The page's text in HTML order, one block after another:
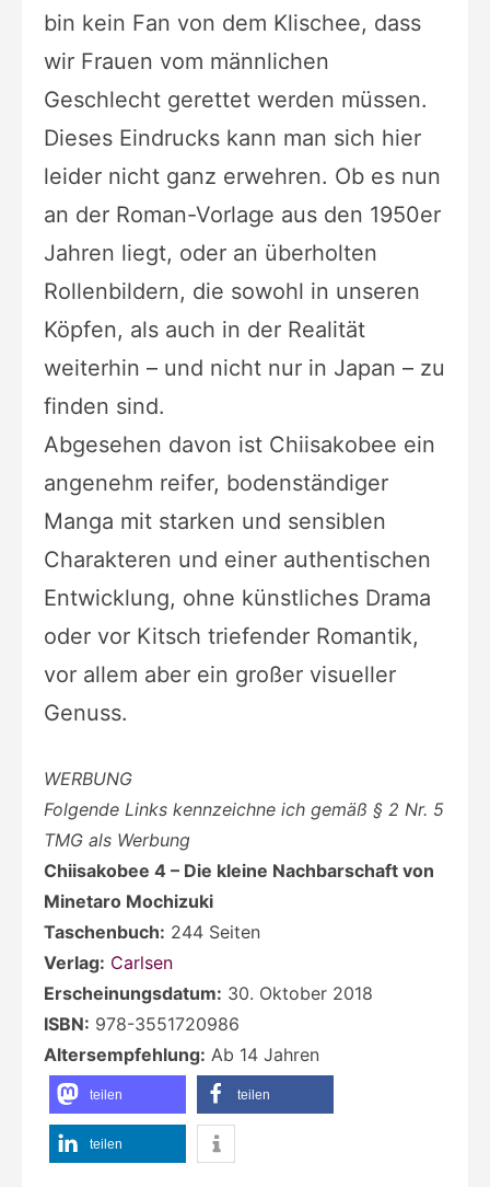
bin kein Fan von dem Klischee, dass
wir Frauen vom männlichen
Geschlecht gerettet werden müssen.
Dieses Eindrucks kann man sich hier
leider nicht ganz erwehren. Ob es nun
an der Roman-Vorlage aus den 1950er
Jahren liegt, oder an überholten
Rollenbildern, die sowohl in unseren
Köpfen, als auch in der Realität
weiterhin – und nicht nur in Japan – zu
finden sind.
Abgesehen davon ist Chiisakobee ein
angenehm reifer, bodenständiger
Manga mit starken und sensiblen
Charakteren und einer authentischen
Entwicklung, ohne künstliches Drama
oder vor Kitsch triefender Romantik,
vor allem aber ein großer visueller
Genuss.
WERBUNG
Folgende Links kennzeichne ich gemäß § 2 Nr. 5
TMG als Werbung
Chiisakobee 4 – Die kleine Nachbarschaft von
Minetaro Mochizuki
Taschenbuch: 244 Seiten
Verlag: Carlsen
Erscheinungsdatum: 30. Oktober 2018
ISBN: 978-3551720986
Altersempfehlung: Ab 14 Jahren
teilen teilen
teilen